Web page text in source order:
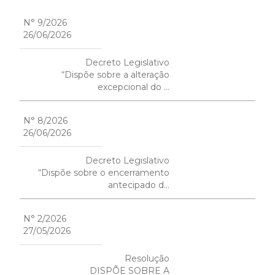
N° 9/2026
26/06/2026
Decreto Legislativo
“Dispõe sobre a alteração
excepcional do ...
N° 8/2026
26/06/2026
Decreto Legislativo
“Dispõe sobre o encerramento
antecipado d...
N° 2/2026
27/05/2026
Resolução
DISPÕE SOBRE A